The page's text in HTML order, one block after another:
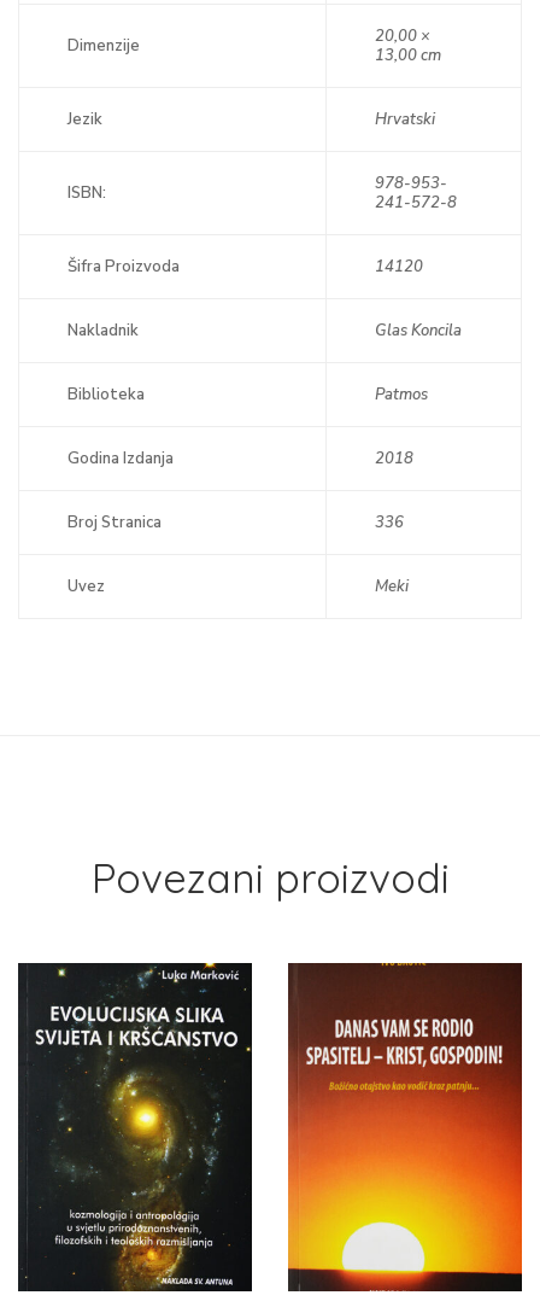
Dimenzije
20,00 ×
13,00 cm
Jezik Hrvatski
ISBN:
978-953-
241-572-8
Šifra Proizvoda 14120
Nakladnik Glas Koncila
Biblioteka Patmos
Godina Izdanja 2018
Broj Stranica 336
Uvez Meki
Povezani proizvodi